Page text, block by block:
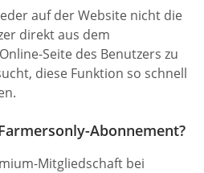
auf der Website nicht die
direkt aus dem
Seite des Benutzers zu
diese Funktion so schnell
Abonnement?
Mitgliedschaft bei